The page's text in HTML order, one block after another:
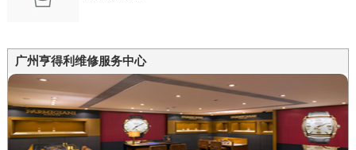
广州亨得利维修服务中心